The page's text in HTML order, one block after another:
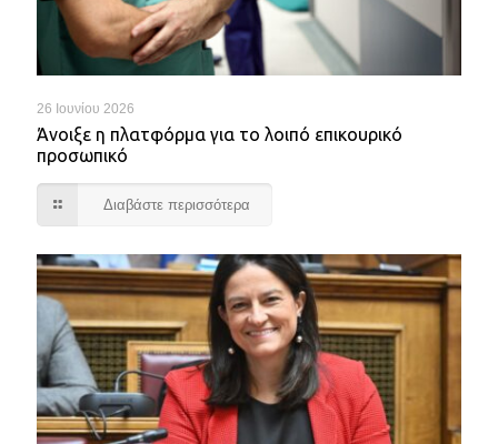
26 Ιουνίου 2026
Άνοιξε η πλατφόρμα για το λοιπό επικουρικό
προσωπικό
Διαβάστε περισσότερα